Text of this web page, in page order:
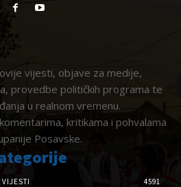
vijesti, objave za medije,
provedbe političkih programa te
u realnom vremenu.
kritikama i pohvalama
Posavske.
VIJESTI
4591